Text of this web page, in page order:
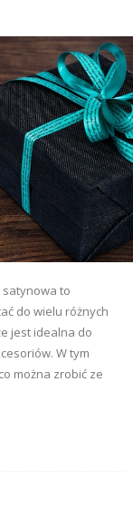
satynowa to
do wielu różnych
jest idealna do
W tym
można zrobić ze